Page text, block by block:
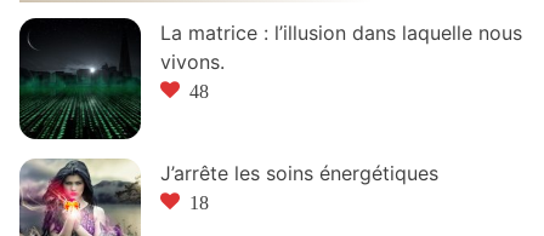
La matrice : l’illusion dans laquelle nous
vivons.
48
J’arrête les soins énergétiques
18